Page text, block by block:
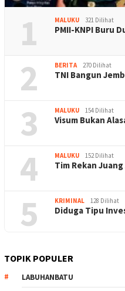
1 MALUKU 321 Dilihat
PMII-KNPI Buru
2 BERITA 270 Dilihat
TNI Bangun
3 MALUKU 154 Dilihat
Visum Bukan
4 MALUKU 152 Dilihat
Tim Rekan
5 KRIMINAL 128 Dilihat
Diduga Tipu
TOPIK POPULER
LABUHANBATU